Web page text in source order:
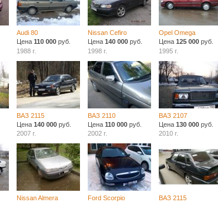
Audi 80
Цена110 000 руб.
1988 г.
Nissan Cefiro
Цена 140 000руб.
1998 г.
Opel Omega
Цена 125 000руб.
1995 г.
ВАЗ 2115
Цена140 000 руб.
2007 г.
ВАЗ 2110
Цена 110 000руб.
2002 г.
ВАЗ 2107
Цена 130 000руб.
2010 г.
Nissan Almera
Ford Scorpio
ВАЗ 2115